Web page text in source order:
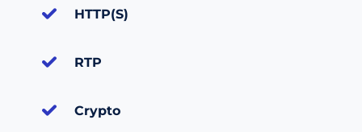
HTTP(S)
RTP
Crypto